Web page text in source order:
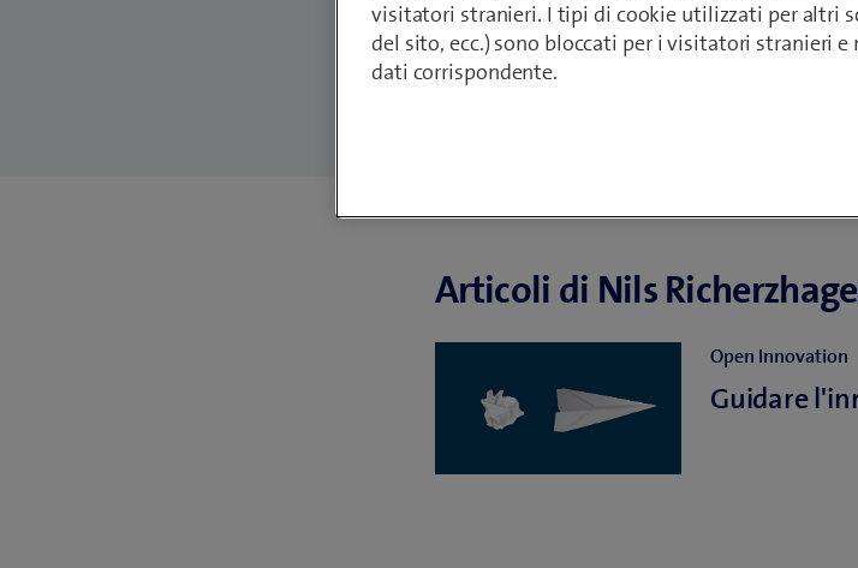
Articoli di Nils
Open Innovation
Guidare
visitatori stranieri. I tipi di cookie utilizzati per altri
del sito, ecc.) sono bloccati per i visitatori stranieri
dati corrispondente.